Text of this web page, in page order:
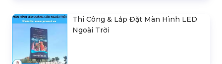
Thi Công & Lắp Đặt Màn Hình LED
Ngoài Trời